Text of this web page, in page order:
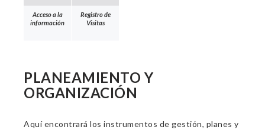
Acceso a la
información
Registro de
Visitas
PLANEAMIENTO Y
ORGANIZACIÓN
Aquí encontrará los instrumentos de gestión, planes y